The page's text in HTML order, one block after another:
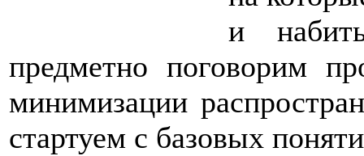
и
предметно поговорим
минимизации
стартуем с базовых